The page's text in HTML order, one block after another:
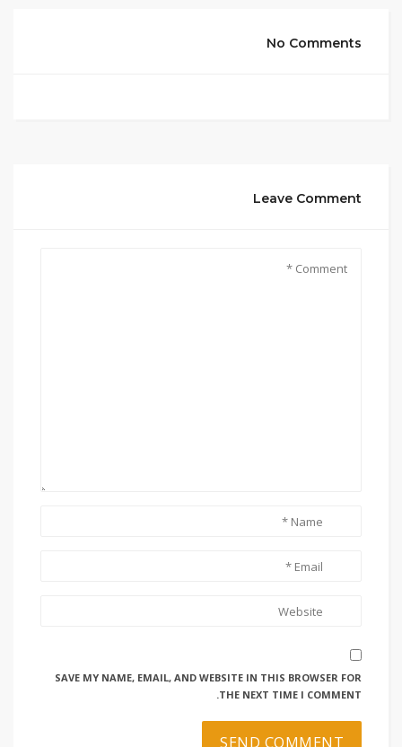
No Comments
Leave Comment
SAVE MY NAME, EMAIL, AND WEBSITE IN THIS BROWSER FOR
THE NEXT TIME I COMMENT.